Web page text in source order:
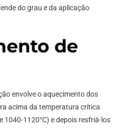
do grau e da aplicação
de
envolve o aquecimento dos
acima da temperatura crítica
1040-1120°C) e depois resfriá-los